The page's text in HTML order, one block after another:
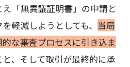
「無異議証明書」の申請と
軽減しようとしても、 当局
な審査プロセスに引き込ま
と、そして取引が最終的に承